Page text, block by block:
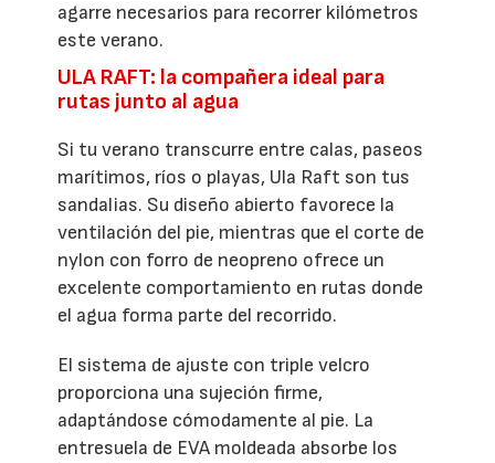
agarre necesarios para recorrer kilómetros
este verano.
ULA RAFT: la compañera ideal para
rutas junto al agua
Si tu verano transcurre entre calas, paseos
marítimos, ríos o playas, Ula Raft son tus
sandalias. Su diseño abierto favorece la
ventilación del pie, mientras que el corte de
nylon con forro de neopreno ofrece un
excelente comportamiento en rutas donde
el agua forma parte del recorrido.
El sistema de ajuste con triple velcro
proporciona una sujeción firme,
adaptándose cómodamente al pie. La
entresuela de EVA moldeada absorbe los